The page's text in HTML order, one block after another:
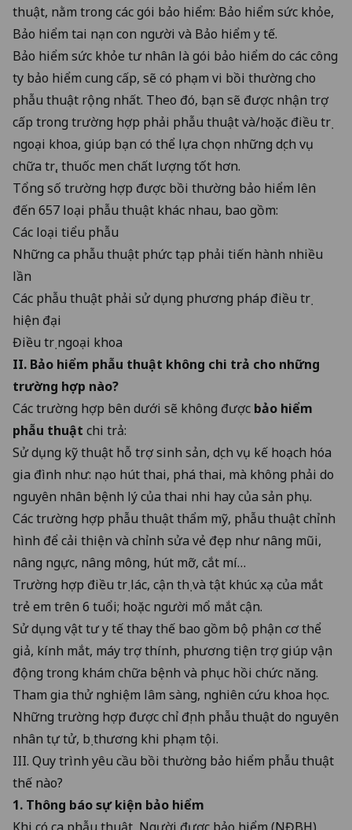
thuật, nằm trong các gói bảo hiểm: Bảo hiểm sức khỏe,
Bảo hiểm tai nạn con người và Bảo hiểm y tế.
Bảo hiểm sức khỏe tư nhân là gói bảo hiểm do các công
ty bảo hiểm cung cấp, sẽ có phạm vi bồi thường cho
phẫu thuật rộng nhất. Theo đó, bạn sẽ được nhận trợ
cấp trong trường hợp phải phẫu thuật và/hoặc điều trị
ngoại khoa, giúp bạn có thể lựa chọn những dịch vụ
chữa trị, thuốc men chất lượng tốt hơn.
Tổng số trường hợp được bồi thường bảo hiểm lên
đến 657 loại phẫu thuật khác nhau, bao gồm:
Các loại tiểu phẫu
Những ca phẫu thuật phức tạp phải tiến hành nhiều
lần
Các phẫu thuật phải sử dụng phương pháp điều trị
hiện đại
Điều trị ngoại khoa
II. Bảo hiểm phẫu thuật không chi trả cho những
trường hợp nào?
Các trường hợp bên dưới sẽ không được bảo hiểm
phẫu thuật chi trả:
Sử dụng kỹ thuật hỗ trợ sinh sản, dịch vụ kế hoạch hóa
gia đình như: nạo hút thai, phá thai, mà không phải do
nguyên nhân bệnh lý của thai nhi hay của sản phụ.
Các trường hợp phẫu thuật thẩm mỹ, phẫu thuật chỉnh
hình để cải thiện và chỉnh sửa vẻ đẹp như nâng mũi,
nâng ngực, nâng mông, hút mỡ, cắt mí…
Trường hợp điều trị lác, cận thị và tật khúc xạ của mắt
trẻ em trên 6 tuổi; hoặc người mổ mắt cận.
Sử dụng vật tư y tế thay thế bao gồm bộ phận cơ thể
giả, kính mắt, máy trợ thính, phương tiện trợ giúp vận
động trong khám chữa bệnh và phục hồi chức năng.
Tham gia thử nghiệm lâm sàng, nghiên cứu khoa học.
Những trường hợp được chỉ định phẫu thuật do nguyên
nhân tự tử, bị thương khi phạm tội.
III. Quy trình yêu cầu bồi thường bảo hiểm phẫu thuật
thế nào?
1. Thông báo sự kiện bảo hiểm